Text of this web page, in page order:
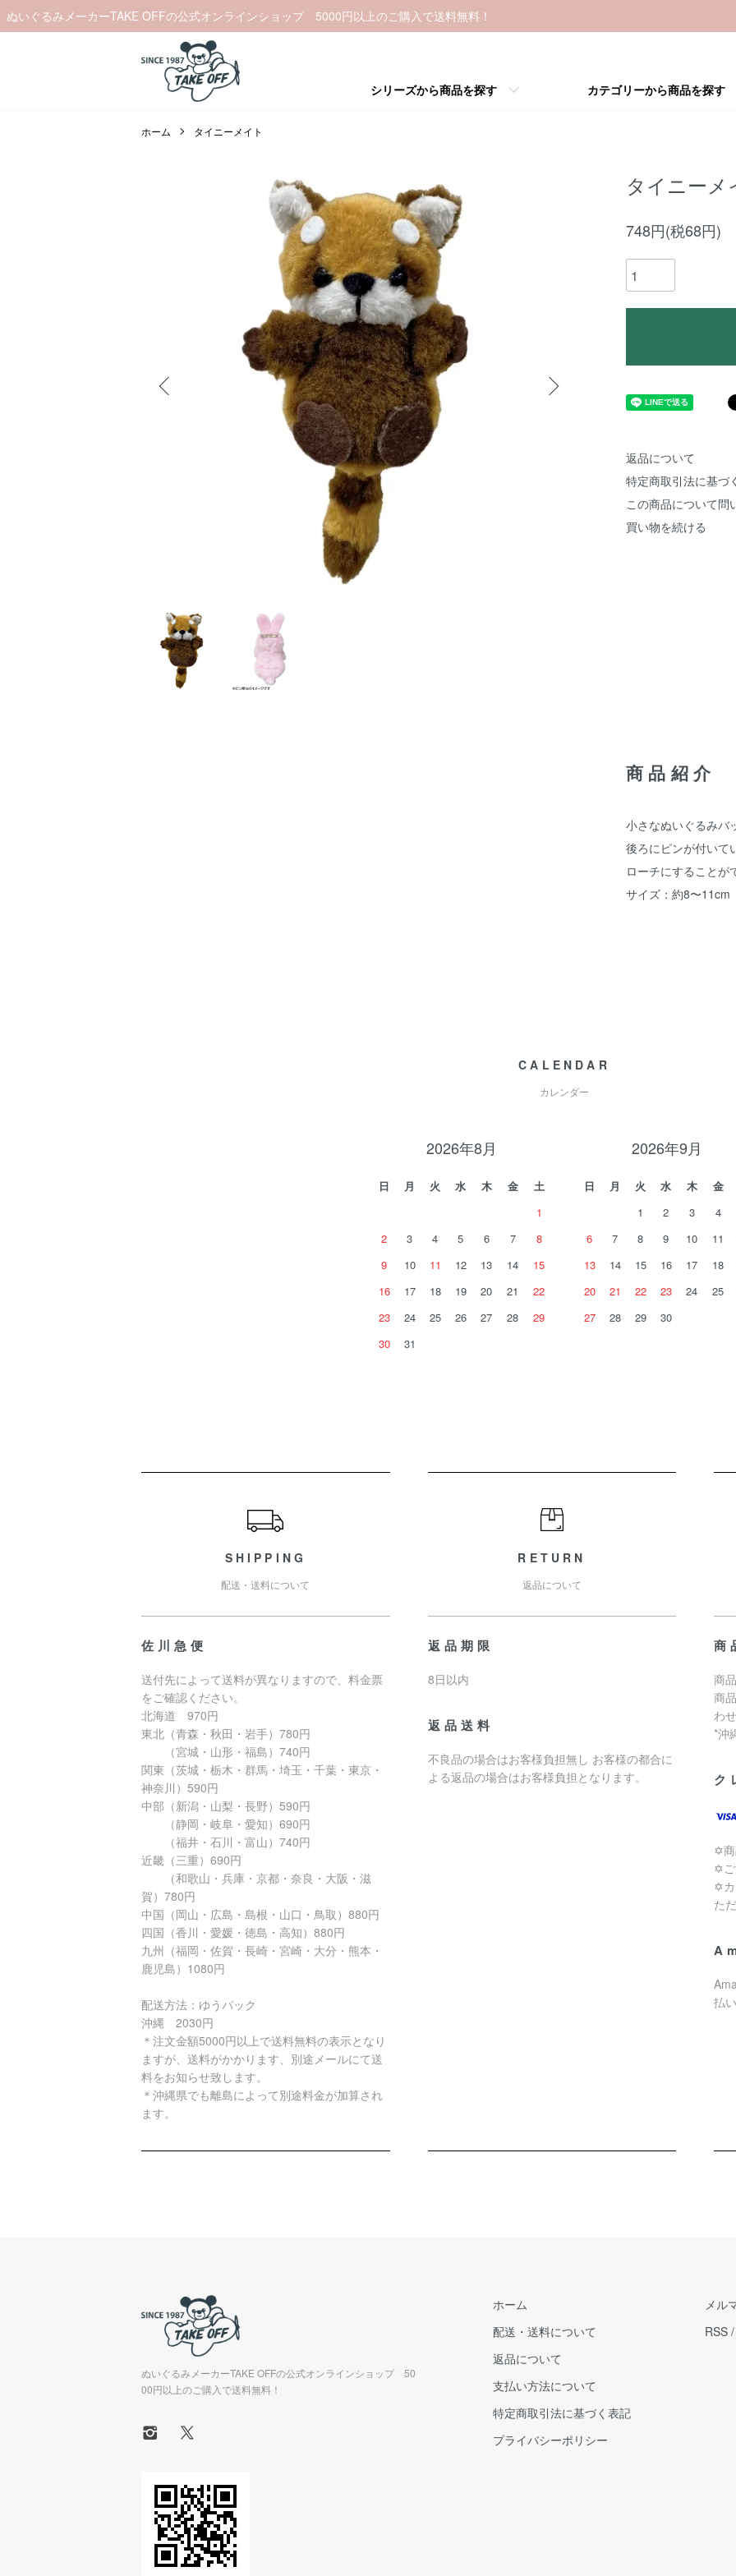
ぬいぐるみメーカーTAKE OFFの公式オンラインショップ 5000円以上のご購入で送料無料！
シリーズから商品を探す カテゴリーから商品を探す
ホーム タイニーメイト
タイニー
748円(税68円)
返品について
特定商取引法に基づ
この商品について問
買い物を続ける
商品紹介
小さなぬいぐるみバ
後ろにピンが付いて
ローチにすることが
サイズ：約8〜11cm
CALENDAR
カレンダー
2026年8月
日 月 火 水 木 金
土
1
2
3 4 5 6 7
8
9
10 11 12 13 14
15
16
17 18 19 20 21
22
23
24 25 26 27 28
29
30
31
2026年9月
日 月 火 水 木 金
1
2 3 4
6
7 8 9 10 11
13
14 15 16 17 18
20
21 22 23 24 25
27
28 29 30
SHIPPING
配送・送料について
佐川急便
送付先によって送料が異なりますので、料金票
をご確認ください。
北海道 970円
東北（青森・秋田・岩手）780円
（宮城・山形・福島）740円
関東（茨城・栃木・群馬・埼玉・千葉・東京・
神奈川）590円
中部（新潟・山梨・長野）590円
（静岡・岐阜・愛知）690円
（福井・石川・富山）740円
近畿（三重）690円
（和歌山・兵庫・京都・奈良・大阪・滋
賀）780円
中国（岡山・広島・島根・山口・鳥取）880円
四国（香川・愛媛・徳島・高知）880円
九州（福岡・佐賀・長崎・宮崎・大分・熊本・
鹿児島）1080円
配送方法：ゆうパック
沖縄 2030円
＊注文金額5000円以上で送料無料の表示となり
ますが、送料がかかります、別途メールにて送
料をお知らせ致します。
＊沖縄県でも離島によって別途料金が加算され
ます。
RETURN
返品について
返品期限
8日以内
返品送料
不良品の場合はお客様負担無し お客様の都合に
よる返品の場合はお客様負担となります。
商
商
商
わ
*沖
ク
✡商
✡ご
✡カ
た
払
ぬいぐるみメーカーTAKE OFFの公式オンラインショップ 50
00円以上のご購入で送料無料！
ホーム
配送・送料について
返品について
支払い方法について
特定商取引法に基づく表記
プライバシーポリシー
メル
RSS /